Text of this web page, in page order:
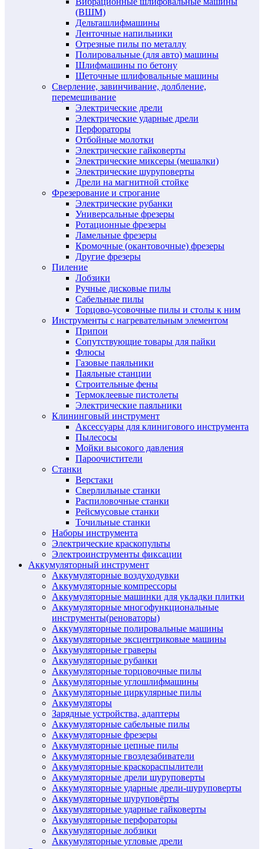
(ВШМ)
Дельташлифмашины
Ленточные напильники
Отрезные пилы по металлу
Полировальные (для авто) машины
Шлифмашины по бетону
Щеточные шлифовальные машины
Сверление, завинчивание, долбление,
перемешивание
Электрические дрели
Электрические ударные дрели
Перфораторы
Отбойные молотки
Электрические гайковерты
Электрические миксеры (мешалки)
Электрические шуруповерты
Дрели на магнитной стойке
Фрезерование и строгание
Электрические рубанки
Универсальные фрезеры
Ротационные фрезеры
Ламельные фрезеры
Кромочные (окантовочные) фрезеры
Другие фрезеры
Пиление
Лобзики
Ручные дисковые пилы
Сабельные пилы
Торцово-усовочные пилы и столы к ним
Инструменты с нагревательным элементом
Припои
Сопутствующие товары для пайки
Флюсы
Газовые паяльники
Паяльные станции
Строительные фены
Термоклеевые пистолеты
Электрические паяльники
Клининговый инструмент
Аксессуары для клинигового инструмента
Пылесосы
Мойки высокого давления
Пароочистители
Станки
Верстаки
Сверлильные станки
Распиловочные станки
Рейсмусовые станки
Точильные станки
Наборы инструмента
Электрические краскопульты
Электроинструменты фиксации
Аккумуляторный инструмент
Аккумуляторные воздуходувки
Аккумуляторные компрессоры
Аккумуляторные машинки для укладки плитки
Аккумуляторные многофункциональные
инструменты(реноваторы)
Аккумуляторные полировальные машины
Аккумуляторные эксцентриковые машины
Аккумуляторные граверы
Аккумуляторные рубанки
Аккумуляторные торцовочные пилы
Аккумуляторные углошлифмашины
Аккумуляторные циркулярные пилы
Аккумуляторы
Зарядные устройства, адаптеры
Аккумуляторные сабельные пилы
Аккумуляторные фрезеры
Аккумуляторные цепные пилы
Аккумуляторные гвоздезабиватели
Аккумуляторные краскораспылители
Аккумуляторные дрели шуруповерты
Аккумуляторные ударные дрели-шуруповерты
Аккумуляторные шуруповёрты
Аккумуляторные ударные гайковерты
Аккумуляторные перфораторы
Аккумуляторные лобзики
Аккумуляторные угловые дрели